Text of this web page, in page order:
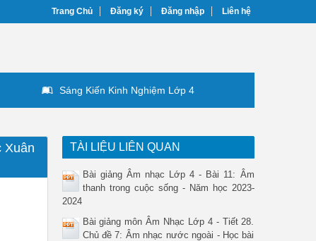
Trang Chủ Đăng ký Đăng nhập Liên hệ
Sáng Kiến Kinh Nghiệm Lớp 4
Xuân
TÀI LIỆU LIÊN QUAN
Bài giảng Âm nhạc Lớp 4 - Bài 11: Âm
thanh trong cuộc sống - Năm học 2023-
2024
Bài giảng môn Âm Nhạc Lớp 4 - Tiết 28.
Chủ đề 7: Âm nhạc nước ngoài - Học bài